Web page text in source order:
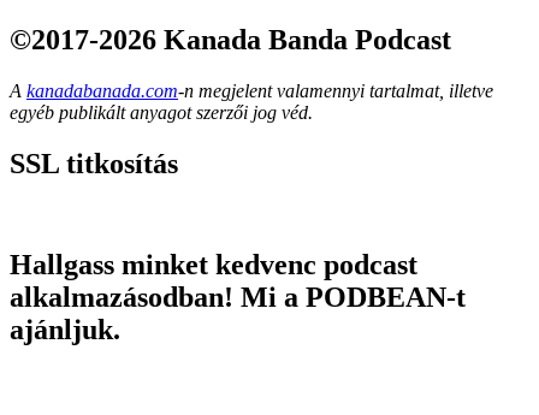
©2017-2026 Kanada Banda Podcast
A kanadabanada.com-n megjelent valamennyi tartalmat, illetve
egyéb publikált anyagot szerzői jog véd.
SSL titkosítás
Hallgass minket kedvenc podcast
alkalmazásodban! Mi a PODBEAN-t
ajánljuk.